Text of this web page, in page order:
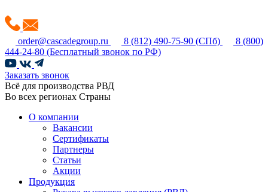
order@cascadegroup.ru 8 (812) 490-75-90 (СПб)
8 (800)
444-24-80 (Бесплатный звонок по РФ)
Заказать звонок
Всё для производства РВД
Во всех регионах Страны
О компании
Вакансии
Сертификаты
Партнеры
Статьи
Акции
Продукция